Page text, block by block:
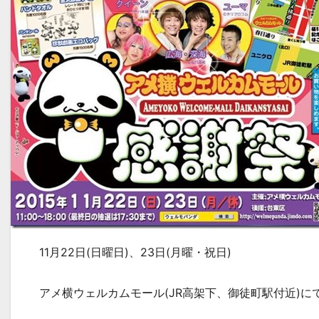
11月22日(日曜日)、23日(月曜・祝日)
アメ横ウェルカムモール(JR高架下、御徒町駅付近)に